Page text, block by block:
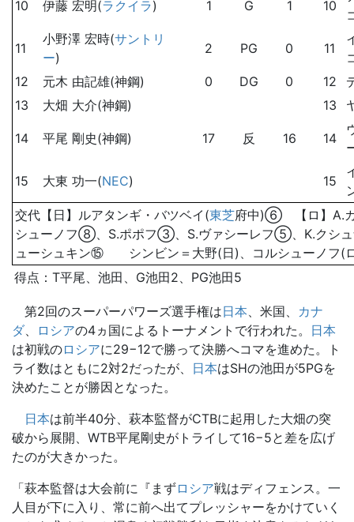
10 伊藤 宏明(ラクイラ) 1 G 1 10
11
小野澤 宏時(サントリ
ー)
2 PG 0 11
12
元木 由記雄(神鋼) 0 DG 0 12
13
大畑 大介(神鋼) 13
14 平尾 剛史(神鋼) 17 反 16 14
15 大東 功一(NEC) 15
交代【日】ルアタンギ・バツベイ(東芝府中)⑥ 【ロ】A.カ
シューノフ⑧、S.ポポフ③、S.ヴァシーレフ⑤、K.クシ
ューシュキン⑮ シンビン＝大野(日)、コルシューノフ(
得点：T平尾、池田、G池田2、PG池田5
第2回のスーパーパワーズ選手権は日本、米国、 カナ
ダ、 ロシアの4ヵ国によるトーナメントで行われた。 日本
は初戦のロシアに29−12で勝って決勝へコマを進めた。ト
ライ数はともに2対2だったが、 日本はSHの池田が5PGを
決めたことが勝因となった。
日本は前半40分、萩本監督がCTBに起用した大畑の突
破から展開、WTB平尾剛史がトライして16−5と差を広げ
たのが大きかった。
「萩本監督は大会前に『まずロシア戦はディフェンス。一
人目が下に入り、常に前へ出てプレッシャーをかけていく